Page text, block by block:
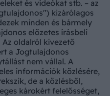
és videókat stb. – az
kizárólagos
minden és bármely
előzetes írásbeli
Az oldalról kivezető
a Jogtulajdonos
nem vállal. A
információk közlésére,
de a közlésből,
károkért felelősséget,